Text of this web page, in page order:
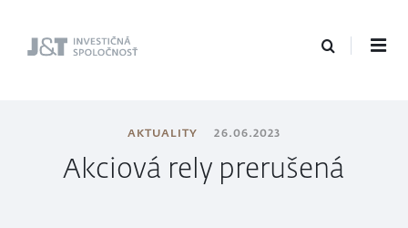
J&T Investičná
AKTUALITY 26.06.2023
Akciová rely prerušená